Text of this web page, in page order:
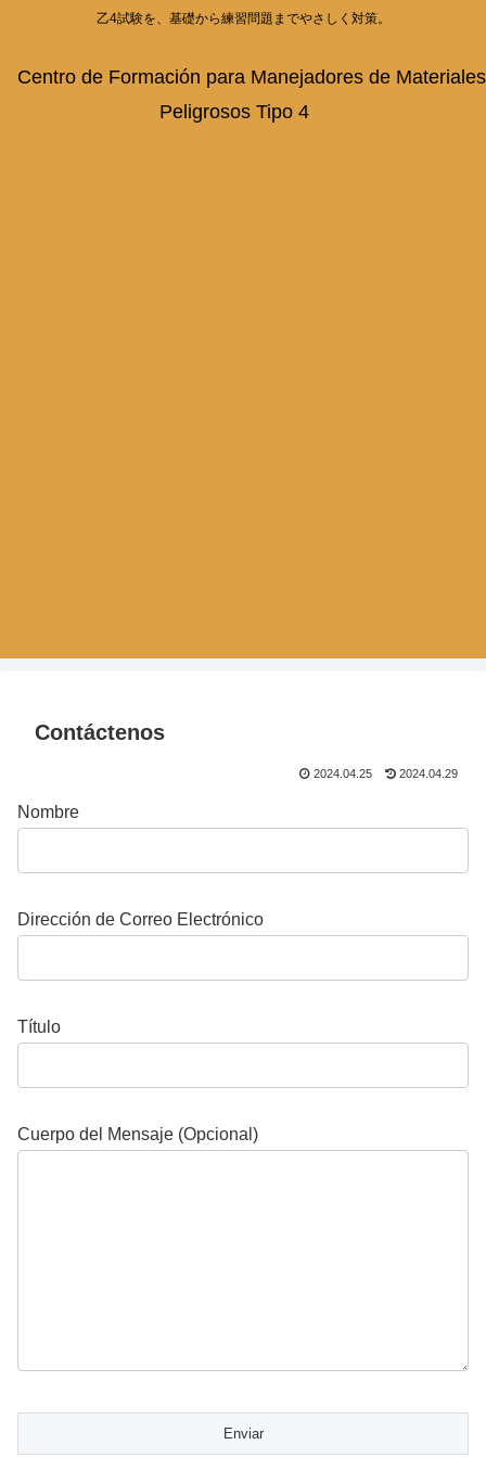
乙4試験を、基礎から練習問題までやさしく対策。
Centro de Formación para Manejadores de Materiales
Peligrosos Tipo 4
Contáctenos
2024.04.25 2024.04.29
Nombre
Dirección de Correo Electrónico
Título
Cuerpo del Mensaje (Opcional)